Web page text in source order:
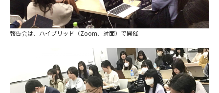
報告会は、ハイブリッド（Zoom、対面）で開催